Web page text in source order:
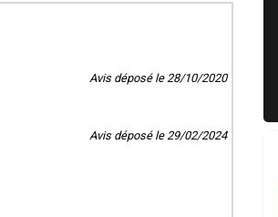
Avis déposé le 28/10/2020
Avis déposé le 29/02/2024